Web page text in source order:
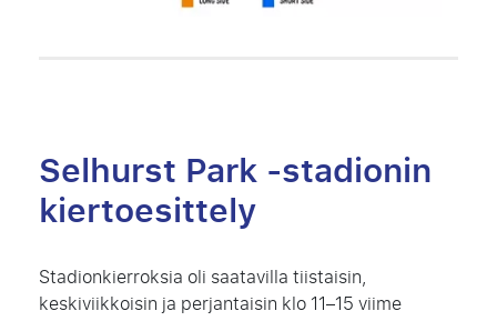
Selhurst Park -stadionin
kiertoesittely
Stadionkierroksia oli saatavilla tiistaisin,
keskiviikkoisin ja perjantaisin klo 11–15 viime